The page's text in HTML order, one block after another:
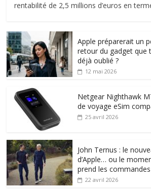
rentabilité de 2,5 millions d’euros en
Apple préparerait un
retour du gadget que
déjà oublié ?
12 mai 2026
Netgear Nighthawk
de voyage eSim
25 avril 2026
John Ternus : le
d’Apple… ou le
prend les commandes
22 avril 2026